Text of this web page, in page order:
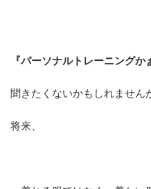
『パーソナルトレーニングか
聞きたくないかもしれません
将来、